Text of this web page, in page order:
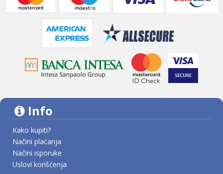
Info
Kako kupiti?
Načini plaćanja
Načini isporuke
Uslovi korišćenja